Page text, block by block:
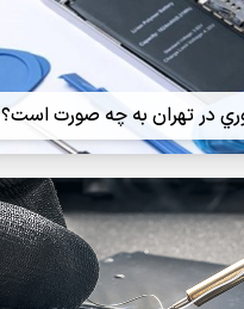
در تهران به چه صورت است؟